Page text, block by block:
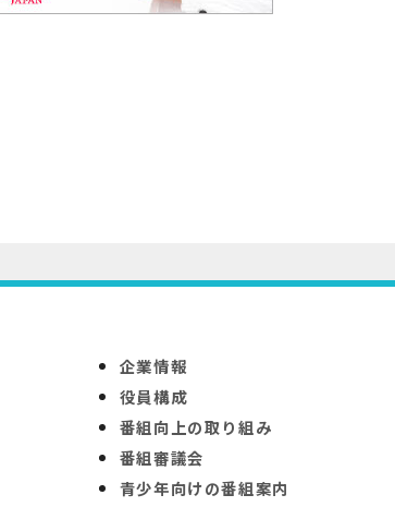
企業情報
役員構成
番組向上の取り組み
番組審議会
青少年向けの番組案内